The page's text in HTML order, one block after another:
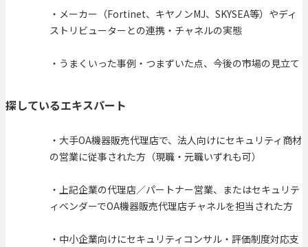
・メーカー（Fortinet、キヤノンMJ、SKYSEA等）やディ
ストリビューターとの連携・チャネルの実態
・うまくいった事例・つまずいた点、今後の市場の見立て
探しているエキスパート
・大手OA機器販売代理店で、法人向けにセキュリティ商材
の営業に従事された方（現職・元職いずれも可）
・上記企業の代理店／パートナー営業、またはセキュリテ
ィベンダーでOA機器販売代理店チャネルを担当された方
・中小企業向けにセキュリティコンサル・評価制度対応支